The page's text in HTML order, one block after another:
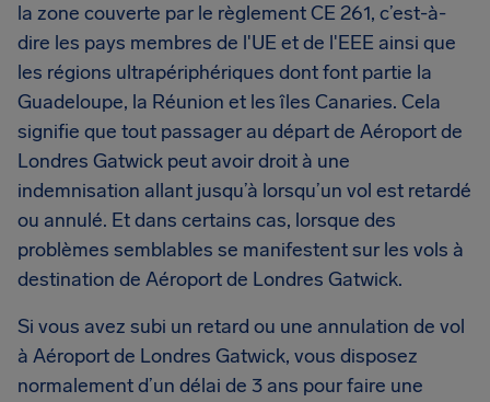
la zone couverte par le règlement CE 261, c’est-à-
dire les pays membres de l'UE et de l'EEE ainsi que
les régions ultrapériphériques dont font partie la
Guadeloupe, la Réunion et les îles Canaries. Cela
signifie que tout passager au départ de Aéroport de
Londres Gatwick peut avoir droit à une
indemnisation allant jusqu’à lorsqu’un vol est retardé
ou annulé. Et dans certains cas, lorsque des
problèmes semblables se manifestent sur les vols à
destination de Aéroport de Londres Gatwick.
Si vous avez subi un retard ou une annulation de vol
à Aéroport de Londres Gatwick, vous disposez
normalement d’un délai de 3 ans pour faire une